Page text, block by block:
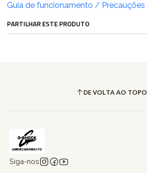
Guia de funcionamento / Precauções
PARTILHAR ESTE PRODUTO
DE VOLTA AO TOPO
Siga-nos